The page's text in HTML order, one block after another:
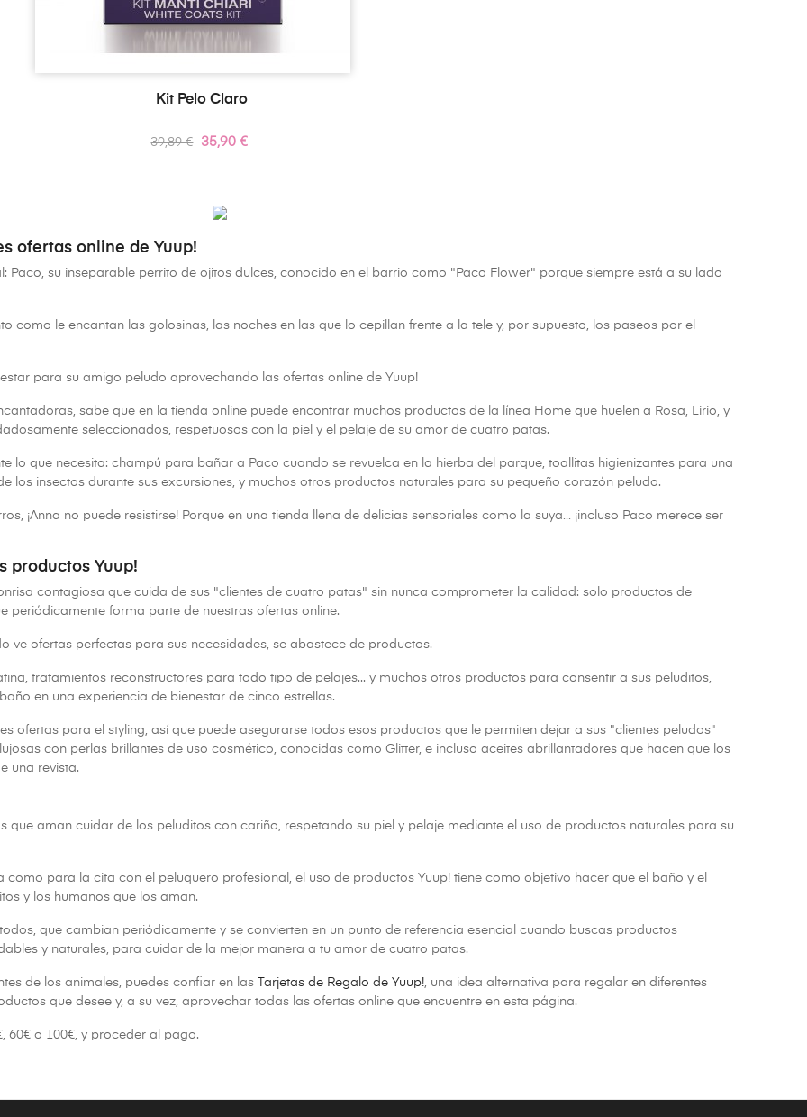
Kit Pelo Claro
Precio
39,89 € Precio
35,90 €
ofertas online de Yuup!
Paco, su inseparable perrito de ojitos dulces, conocido en el barrio como "Paco Flower" porque siempre está a su lado
como le encantan las golosinas, las noches en las que lo cepillan frente a la tele y, por supuesto, los paseos por el
para su amigo peludo aprovechando las ofertas online de Yuup!
sabe que en la tienda online puede encontrar muchos productos de la línea Home que huelen a Rosa, Lirio, y
seleccionados, respetuosos con la piel y el pelaje de su amor de cuatro patas.
lo que necesita: champú para bañar a Paco cuando se revuelca en la hierba del parque, toallitas higienizantes para una
los insectos durante sus excursiones, y muchos otros productos naturales para su pequeño corazón peludo.
¡Anna no puede resistirse! Porque en una tienda llena de delicias sensoriales como la suya… ¡incluso Paco merece ser
productos Yuup!
contagiosa que cuida de sus "clientes de cuatro patas" sin nunca comprometer la calidad: solo productos de
periódicamente forma parte de nuestras ofertas online.
ve ofertas perfectas para sus necesidades, se abastece de productos.
tratamientos reconstructores para todo tipo de pelajes... y muchos otros productos para consentir a sus peluditos,
en una experiencia de bienestar de cinco estrellas.
ofertas para el styling, así que puede asegurarse todos esos productos que le permiten dejar a sus "clientes peludos"
con perlas brillantes de uso cosmético, conocidas como Glitter, e incluso aceites abrillantadores que hacen que los
una revista.
que aman cuidar de los peluditos con cariño, respetando su piel y pelaje mediante el uso de productos naturales para su
para la cita con el peluquero profesional, el uso de productos Yuup! tiene como objetivo hacer que el baño y el
y los humanos que los aman.
que cambian periódicamente y se convierten en un punto de referencia esencial cuando buscas productos
y naturales, para cuidar de la mejor manera a tu amor de cuatro patas.
de los animales, puedes confiar en las Tarjetas de Regalo de Yuup!, una idea alternativa para regalar en diferentes
que desee y, a su vez, aprovechar todas las ofertas online que encuentre en esta página.
60€ o 100€, y proceder al pago.